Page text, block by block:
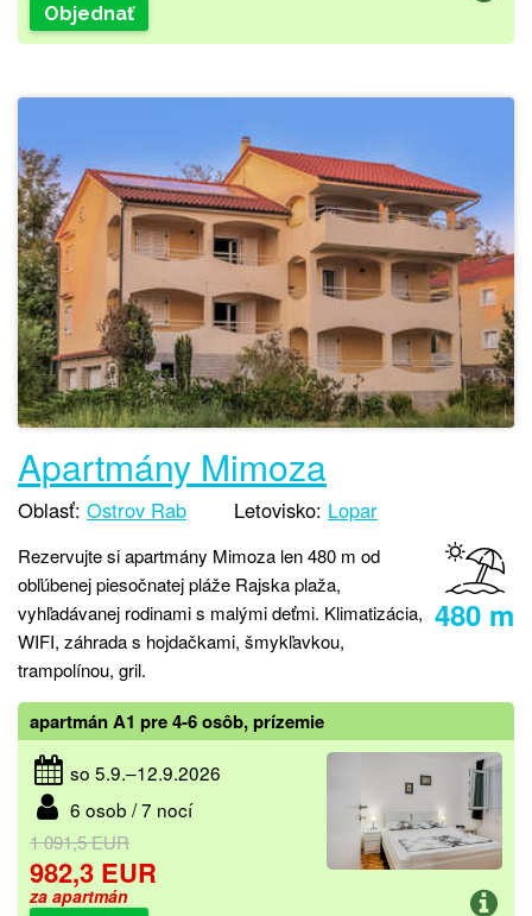
Objednať
Apartmány Mimoza
Oblasť: Ostrov Rab Letovisko: Lopar
480 m
Rezervujte si apartmány Mimoza len 480 m od
obľúbenej piesočnatej pláže Rajska plaža,
vyhľadávanej rodinami s malými deťmi. Klimatizácia,
WIFI, záhrada s hojdačkami, šmykľavkou,
trampolínou, gril.
apartmán A1 pre 4-6 osôb, prízemie
so 5.9.–12.9.2026
6 osob / 7 nocí
1 091,5 EUR
982,3 EUR
za apartmán